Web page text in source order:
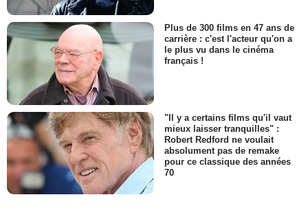
Plus de 300 films en 47 ans de
carrière : c'est l'acteur qu'on a
le plus vu dans le cinéma
français !
"Il y a certains films qu'il vaut
mieux laisser tranquilles" :
Robert Redford ne voulait
absolument pas de remake
pour ce classique des années
70